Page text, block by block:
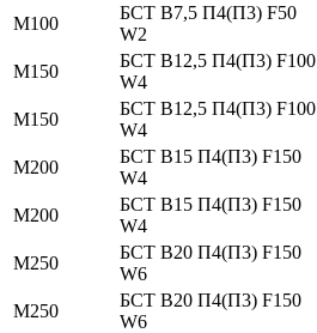
М100
БСТ В7,5 П4(П3) F50
W2
М150
БСТ В12,5 П4(П3) F100
W4
М150
БСТ В12,5 П4(П3) F100
W4
М200
БСТ В15 П4(П3) F150
W4
М200
БСТ В15 П4(П3) F150
W4
М250
БСТ В20 П4(П3) F150
W6
М250
БСТ В20 П4(П3) F150
W6